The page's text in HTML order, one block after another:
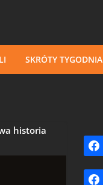
SKRÓTY TYGODNIA
historia